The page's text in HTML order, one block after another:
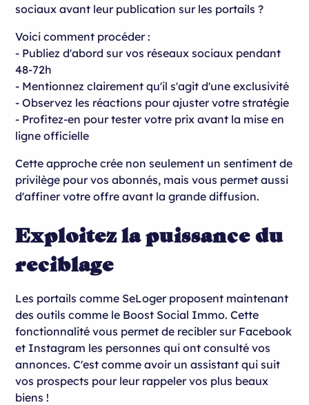
sociaux avant leur publication sur les portails ?
Voici comment procéder :
- Publiez d'abord sur vos réseaux sociaux pendant
48-72h
- Mentionnez clairement qu'il s'agit d'une exclusivité
- Observez les réactions pour ajuster votre stratégie
- Profitez-en pour tester votre prix avant la mise en
ligne officielle
Cette approche crée non seulement un sentiment de
privilège pour vos abonnés, mais vous permet aussi
d'affiner votre offre avant la grande diffusion.
Exploitez la puissance du
reciblage
Les portails comme SeLoger proposent maintenant
des outils comme le Boost Social Immo. Cette
fonctionnalité vous permet de recibler sur Facebook
et Instagram les personnes qui ont consulté vos
annonces. C'est comme avoir un assistant qui suit
vos prospects pour leur rappeler vos plus beaux
biens !